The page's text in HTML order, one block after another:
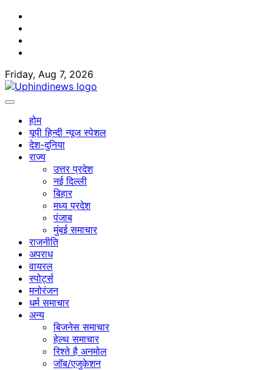
Skip
content
Friday, Aug 7, 2026
होम
यूपी हिन्दी न्यूज स्पेशल
देश-दुनिया
राज्य
उत्तर प्रदेश
नई दिल्ली
बिहार
मध्य प्रदेश
पंजाब
मुंबई समाचार
राजनीति
अपराध
वायरल
स्पोर्ट्स
मनोरंजन
धर्म समाचार
अन्य
बिजनेस समाचार
हेल्थ समाचार
रिश्ते है अनमोल
जॉब/एजुकेशन